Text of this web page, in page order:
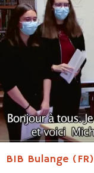
BIB Bulange (FR)